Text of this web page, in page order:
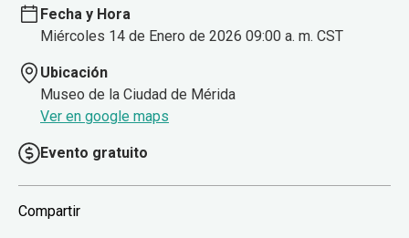
Fecha y Hora
Miércoles 14 de Enero de 2026 09:00 a. m. CST
Ubicación
Museo de la Ciudad de Mérida
Ver en google maps
Evento gratuito
Compartir